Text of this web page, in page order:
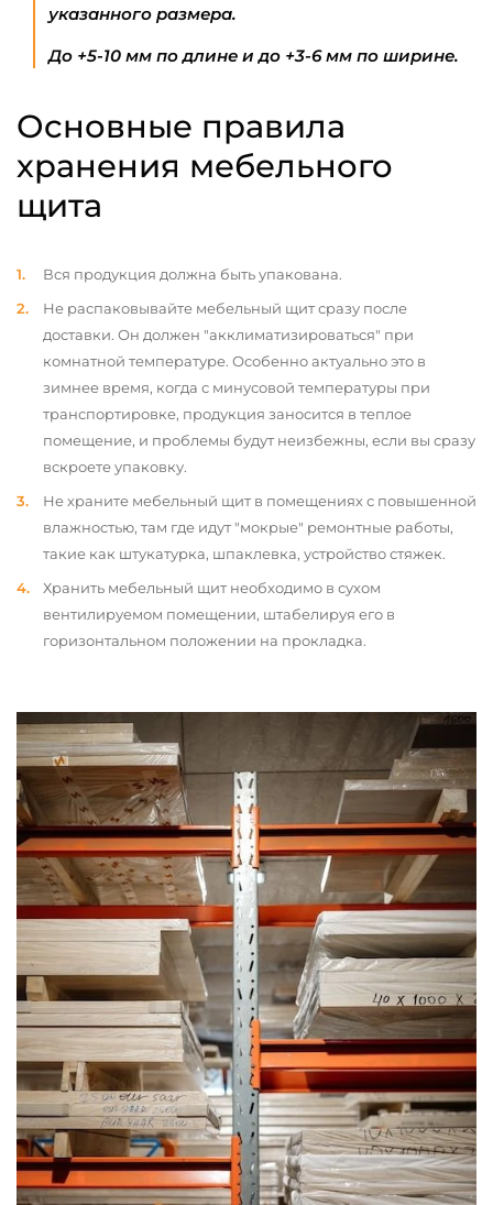
указанного размера.
До +5-10 мм по длине и до +3-6 мм по ширине.
Основные правила
хранения мебельного
щита
Вся продукция должна быть упакована.
Не распаковывайте мебельный щит сразу после
доставки. Он должен "акклиматизироваться" при
комнатной температуре. Особенно актуально это в
зимнее время, когда с минусовой температуры при
транспортировке, продукция заносится в теплое
помещение, и проблемы будут неизбежны, если вы сразу
вскроете упаковку.
Не храните мебельный щит в помещениях с повышенной
влажностью, там где идут "мокрые" ремонтные работы,
такие как штукатурка, шпаклевка, устройство стяжек.
Хранить мебельный щит необходимо в сухом
вентилируемом помещении, штабелируя его в
горизонтальном положении на прокладка.